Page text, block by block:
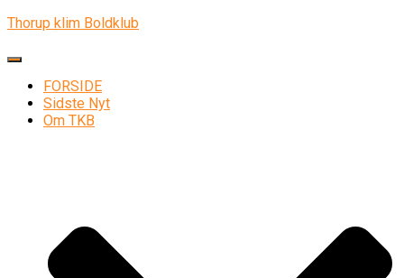
Thorup klim Boldklub
Skift navigation
FORSIDE
Sidste Nyt
Om TKB